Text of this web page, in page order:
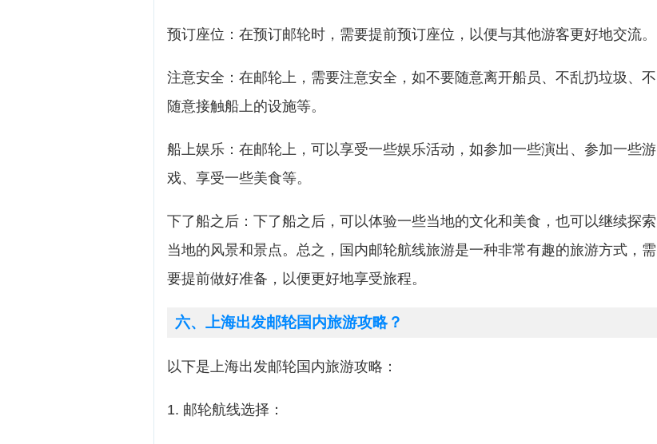
预订座位：在预订邮轮时，需要提前预订座位，以便与其他游客更好地交流。
注意安全：在邮轮上，需要注意安全，如不要随意离开船员、不乱扔垃圾、不
随意接触船上的设施等。
船上娱乐：在邮轮上，可以享受一些娱乐活动，如参加一些演出、参加一些游
戏、享受一些美食等。
下了船之后：下了船之后，可以体验一些当地的文化和美食，也可以继续探索
当地的风景和景点。总之，国内邮轮航线旅游是一种非常有趣的旅游方式，需
要提前做好准备，以便更好地享受旅程。
六、上海出发邮轮国内旅游攻略？
以下是上海出发邮轮国内旅游攻略：
1. 邮轮航线选择：